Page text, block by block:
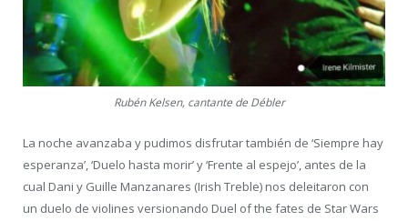
Rubén Kelsen, cantante de Débler
La noche avanzaba y pudimos disfrutar también de ‘Siempre hay
esperanza’, ‘Duelo hasta morir’ y ‘Frente al espejo’, antes de la
cual Dani y Guille Manzanares (Irish Treble) nos deleitaron con
un duelo de violines versionando Duel of the fates de Star Wars